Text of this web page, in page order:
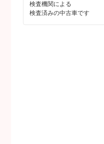
検査機関による
検査済みの中古車です